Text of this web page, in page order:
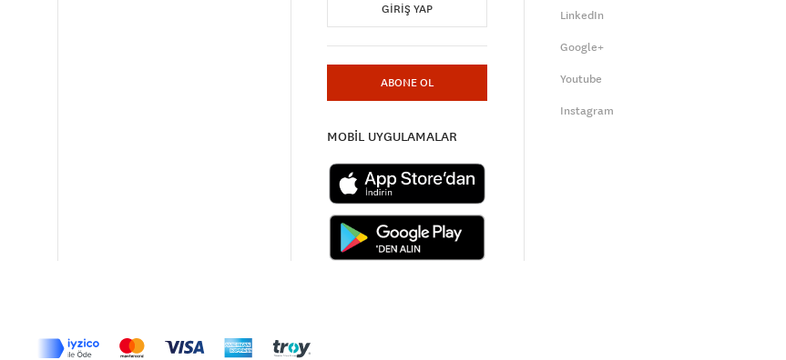
GIRIŞ YAP
ABONE OL
MOBİL UYGULAMALAR
LinkedIn
Google+
Youtube
Instagram